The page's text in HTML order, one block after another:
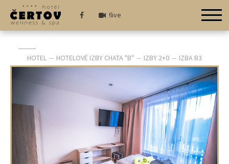
!live
HOTEL — HOTELOVÉ IZBY CHATA "B" — IZBY 2+0 — IZBA B3